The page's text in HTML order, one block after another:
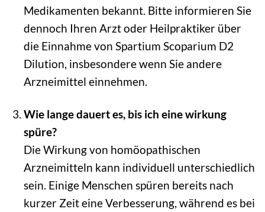
Medikamenten bekannt. Bitte informieren Sie
dennoch Ihren Arzt oder Heilpraktiker über
die Einnahme von Spartium Scoparium D2
Dilution, insbesondere wenn Sie andere
Arzneimittel einnehmen.
Wie lange dauert es, bis ich eine wirkung
spüre?
Die Wirkung von homöopathischen
Arzneimitteln kann individuell unterschiedlich
sein. Einige Menschen spüren bereits nach
kurzer Zeit eine Verbesserung, während es bei